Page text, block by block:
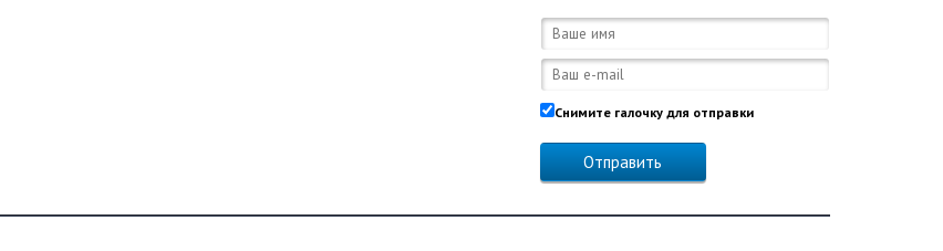
Снимите галочку для отправки